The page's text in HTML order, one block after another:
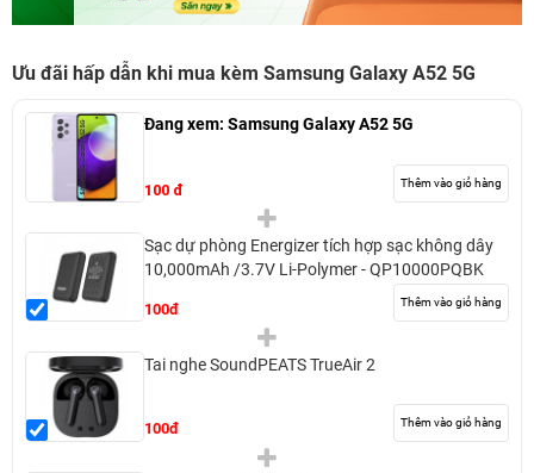
Ưu đãi hấp dẫn khi mua kèm Samsung Galaxy A52 5G
Đang xem: Samsung Galaxy A52 5G
100 đ Thêm vào giỏ hàng
Sạc dự phòng Energizer tích hợp sạc không dây
10,000mAh /3.7V Li-Polymer - QP10000PQBK
100đ Thêm vào giỏ hàng
Tai nghe SoundPEATS TrueAir 2
100đ Thêm vào giỏ hàng